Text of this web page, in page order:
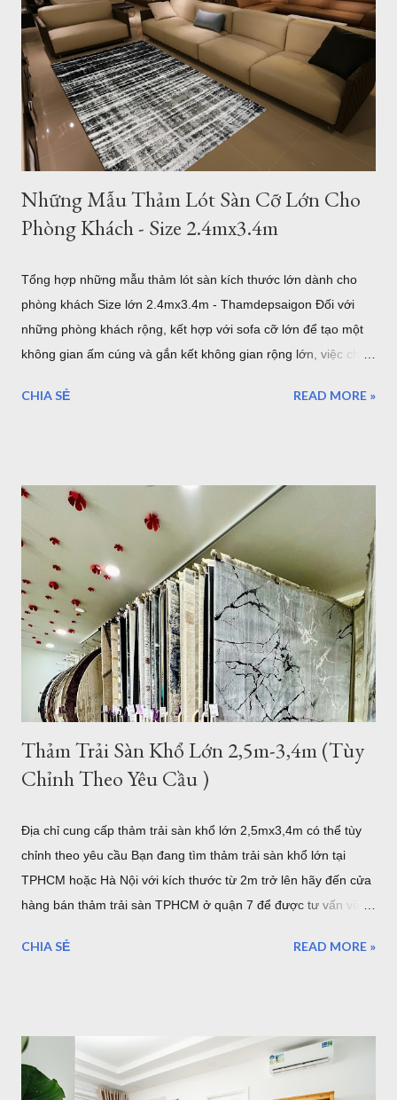
Những Mẫu Thảm Lót Sàn Cỡ Lớn Cho
Phòng Khách - Size 2.4mx3.4m
Tổng hợp những mẫu thảm lót sàn kích thước lớn dành cho
phòng khách Size lớn 2.4mx3.4m - Thamdepsaigon Đối với
những phòng khách rộng, kết hợp với sofa cỡ lớn để tạo một
không gian ấm cúng và gắn kết không gian rộng lớn, việc chọn
chiều dài 3.4m sẽ làm cho những thiết bị nội thất liền mạch,
kinh tế. Chính vì vậy, việc lựa chọn những bộ Thảm trải sàn -
Thảm lót sàn cho ghế sofa có kích thước lớn cho phòng khách
rộng. Đòi hỏi phải mang lại vẻ đẹp cho căn phòng, còn một
điều hết sức quan trọng đó chính là mang lại đẳng cấp thật sự
của chủ nhân. Mẫu thảm lót sàn cỡ lớn cho phòng khách
phòng ăn - Thảm Lông Xù -Thổ Nhĩ Kỳ kích thước 2,4mx3,4m
Mẫu thảm sofa phòng khách lớn mã F0003 . Xám trắng trọng
lượng trung bình hơn 3,2kg/m2, như vậy với kíc...
CHIA SẺ READ MORE »
Thảm Trải Sàn Khổ Lớn 2,5m-3,4m (Tùy
Chỉnh Theo Yêu Cầu )
Địa chỉ cung cấp thảm trải sàn khổ lớn 2,5mx3,4m có thể tùy
chỉnh theo yêu cầu Bạn đang tìm thảm trải sàn khổ lớn tại
TPHCM hoặc Hà Nội với kích thước từ 2m trở lên hãy đến cửa
hàng bán thảm trải sàn TPHCM ở quận 7 để được tư vấn về
yêu cầu của bạn. Kho thảm trải sàn khổ lớn quận 7 TPHCM
khổ lớn - Bảo hành - Giao hàng .... Địa chỉ bán thảm lót sàn
khổ lớn tại HCM và Hà Nội Coupons trong tháng của Thảm
CHIA SẺ READ MORE »